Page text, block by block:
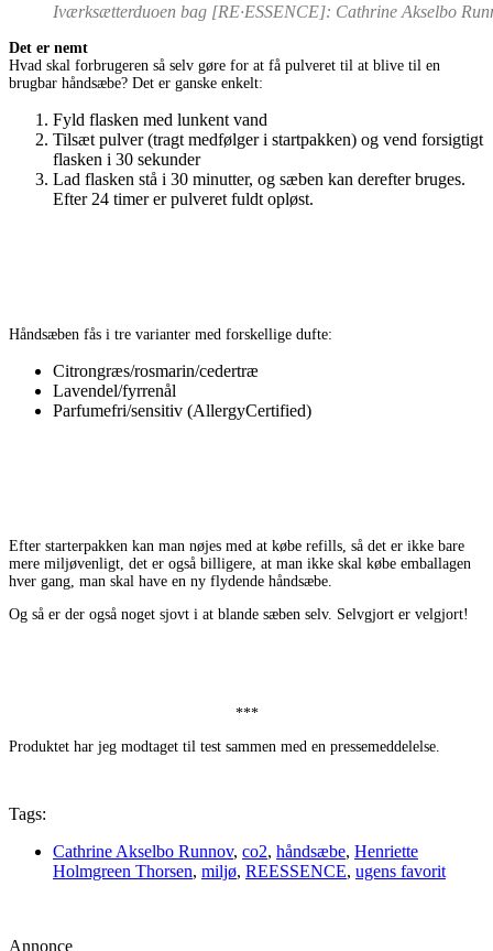
Iværksætterduoen bag [RE∙ESSENCE]: Cathrine Akselbo
Det er nemt
Hvad skal forbrugeren så selv gøre for at få pulveret til at blive til en
brugbar håndsæbe? Det er ganske enkelt:
Fyld flasken med lunkent vand
Tilsæt pulver (tragt medfølger i startpakken) og vend forsigtigt
flasken i 30 sekunder
Lad flasken stå i 30 minutter, og sæben kan derefter bruges.
Efter 24 timer er pulveret fuldt opløst.
Håndsæben fås i tre varianter med forskellige dufte:
Citrongræs/rosmarin/cedertræ
Lavendel/fyrrenål
Parfumefri/sensitiv (AllergyCertified)
Efter starterpakken kan man nøjes med at købe refills, så det er ikke bare
mere miljøvenligt, det er også billigere, at man ikke skal købe emballagen
hver gang, man skal have en ny flydende håndsæbe.
Og så er der også noget sjovt i at blande sæben selv. Selvgjort er velgjort!
***
Produktet har jeg modtaget til test sammen med en pressemeddelelse.
Tags:
Cathrine Akselbo Runnov, co2, håndsæbe, Henriette
Holmgreen Thorsen, miljø, REESSENCE, ugens favorit
Annonce